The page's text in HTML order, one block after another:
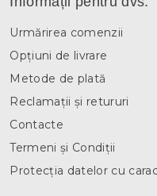
Urmărirea comenzii
Opțiuni de livrare
Metode de plată
Reclamații și retururi
Contacte
Termeni și Condiții
Protecția datelor cu